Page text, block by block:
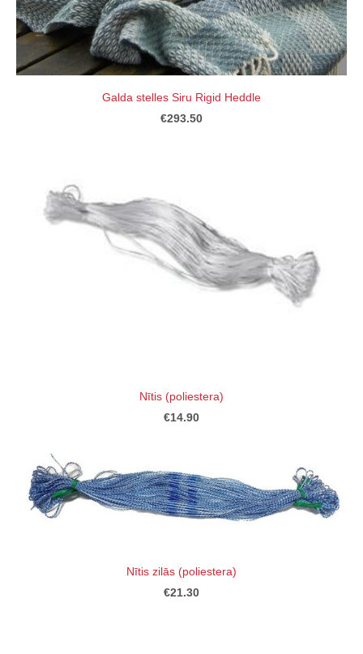
Galda stelles Siru Rigid Heddle
€293.50
Nītis (poliestera)
€14.90
Nītis zilās (poliestera)
€21.30